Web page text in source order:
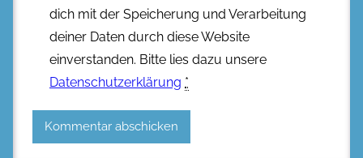
dich mit der Speicherung und Verarbeitung
deiner Daten durch diese Website
einverstanden. Bitte lies dazu unsere
Datenschutzerklärung *